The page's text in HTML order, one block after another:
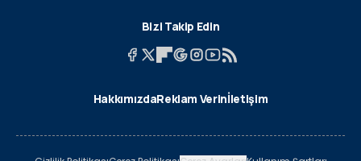
Bizi Takip Edin
HakkımızdaReklam Verinİletişim